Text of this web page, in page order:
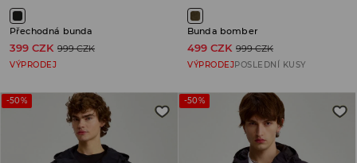
Přechodná bunda
399 CZK 999 CZK
VÝPRODEJ
Bunda bomber
499 CZK 999 CZK
VÝPRODEJPOSLEDNÍ KUSY
-50% -50%